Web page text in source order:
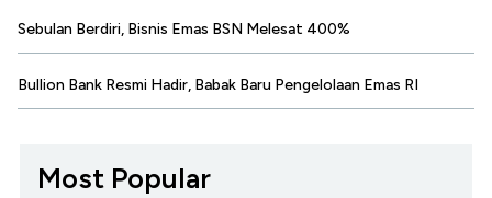
Sebulan Berdiri, Bisnis Emas BSN Melesat 400%
Bullion Bank Resmi Hadir, Babak Baru Pengelolaan Emas RI
Most Popular